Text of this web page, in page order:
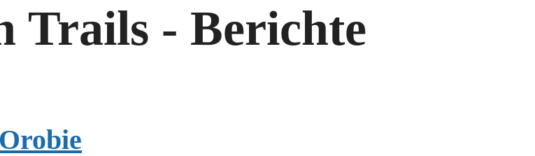
Trails - Berichte